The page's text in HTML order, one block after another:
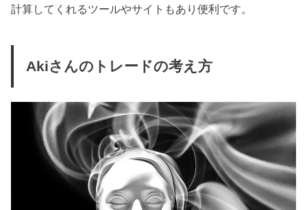
計算してくれるツールやサイトもあり便利です。
Akiさんのトレードの考え方